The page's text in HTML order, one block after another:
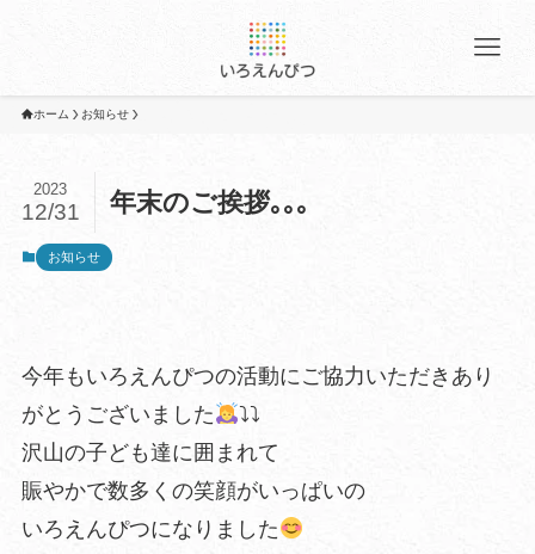
ホーム お知らせ
年末のご挨拶｡｡｡
2023
12/31
お知らせ
今年もいろえんぴつの活動にご協力いただきあり
がとうございました
⤵︎⤵︎
沢山の子ども達に囲まれて
賑やかで数多くの笑顔がいっぱいの
いろえんぴつになりました